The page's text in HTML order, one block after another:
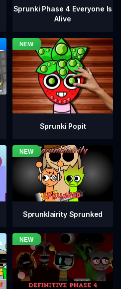
Sprunki Phase 4 Everyone Is
Alive
Sprunki Popit
Sprunklairity Sprunked